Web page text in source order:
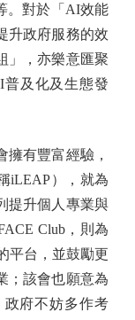
。對於「AI效能
升政府服務的效
」，亦樂意匯聚
及化及生態發
有豐富經驗，
iLEAP），就為
提升個人專業與
Club，則為
平台，並鼓勵更
；該會也願意為
府不妨多作考